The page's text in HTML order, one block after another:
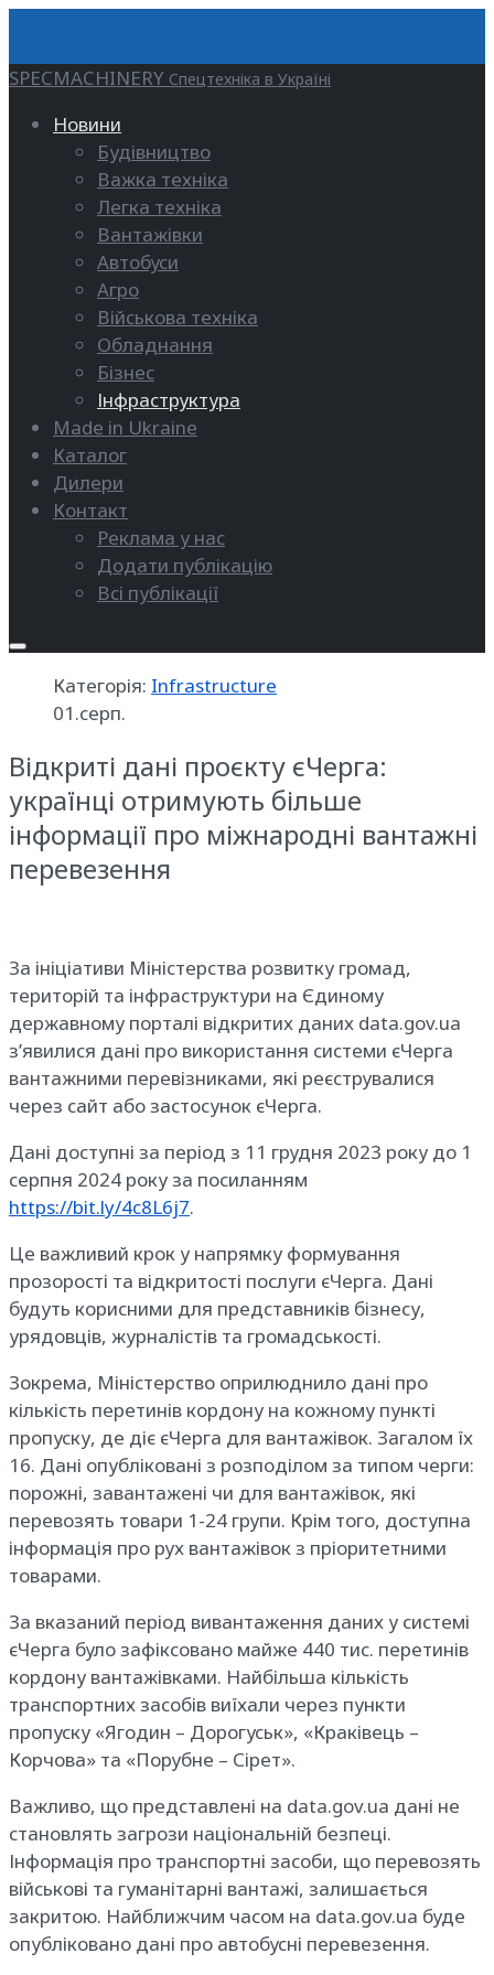
SPECMACHINERY Спецтехніка в Україні
Новини
Будівництво
Важка техніка
Легка техніка
Вантажівки
Автобуси
Агро
Військова техніка
Обладнання
Бізнес
Інфраструктура
Made in Ukraine
Каталог
Дилери
Контакт
Реклама у нас
Додати публікацію
Всі публікації
Категорія: Infrastructure
01.серп.
Відкриті дані проєкту єЧерга:
українці отримують більше
інформації про міжнародні вантажні
перевезення
За ініціативи Міністерства розвитку громад,
територій та інфраструктури на Єдиному
державному порталі відкритих даних data.gov.ua
з’явилися дані про використання системи єЧерга
вантажними перевізниками, які реєструвалися
через сайт або застосунок єЧерга.
Дані доступні за період з 11 грудня 2023 року до 1
серпня 2024 року за посиланням
https://bit.ly/4c8L6j7.
Це важливий крок у напрямку формування
прозорості та відкритості послуги єЧерга. Дані
будуть корисними для представників бізнесу,
урядовців, журналістів та громадськості.
Зокрема, Міністерство оприлюднило дані про
кількість перетинів кордону на кожному пункті
пропуску, де діє єЧерга для вантажівок. Загалом їх
16. Дані опубліковані з розподілом за типом черги:
порожні, завантажені чи для вантажівок, які
перевозять товари 1-24 групи. Крім того, доступна
інформація про рух вантажівок з пріоритетними
товарами.
За вказаний період вивантаження даних у системі
єЧерга було зафіксовано майже 440 тис. перетинів
кордону вантажівками. Найбільша кількість
транспортних засобів виїхали через пункти
пропуску «Ягодин – Дорогуськ», «Краківець –
Корчова» та «Порубне – Сірет».
Важливо, що представлені на data.gov.ua дані не
становлять загрози національній безпеці.
Інформація про транспортні засоби, що перевозять
військові та гуманітарні вантажі, залишається
закритою. Найближчим часом на data.gov.ua буде
опубліковано дані про автобусні перевезення.